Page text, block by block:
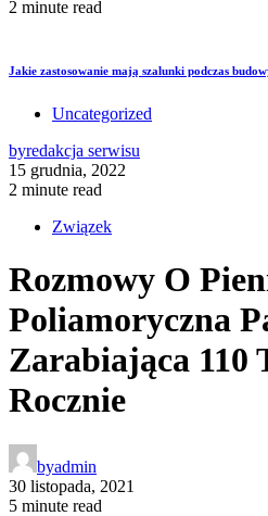
2 minute read
Jakie zastosowanie mają szalunki podczas
Uncategorized
byredakcja serwisu
15 grudnia, 2022
2 minute read
Związek
Rozmowy O
Poliamoryczna
Zarabiająca 110
Rocznie
byadmin
30 listopada, 2021
5 minute read